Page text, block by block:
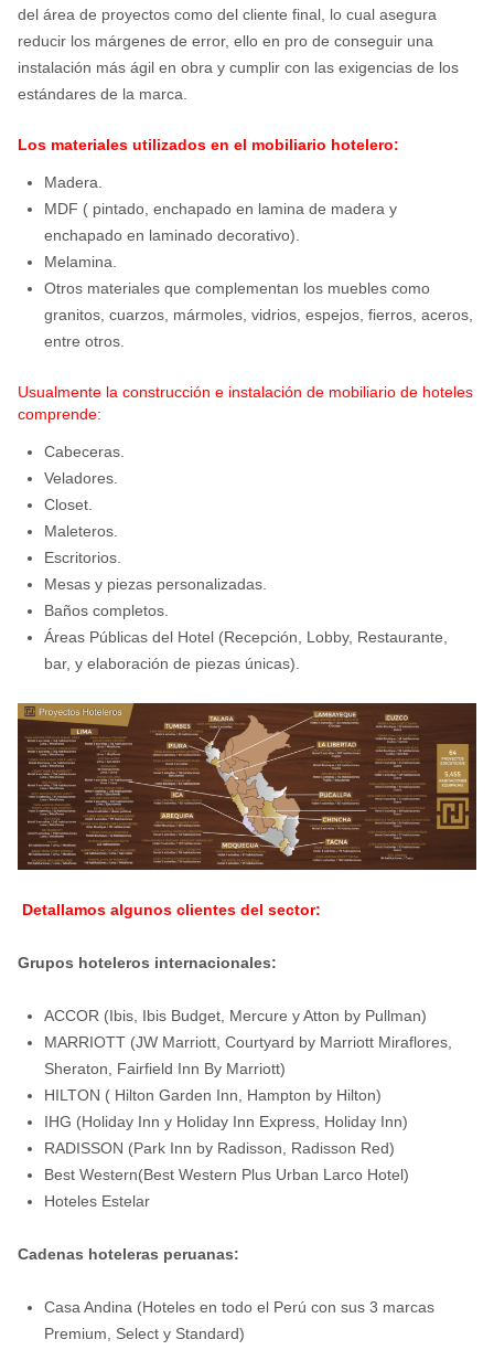
del área de proyectos como del cliente final, lo cual asegura
reducir los márgenes de error, ello en pro de conseguir una
instalación más ágil en obra y cumplir con las exigencias de los
estándares de la marca.
Los materiales utilizados en el mobiliario hotelero:
Madera.
MDF ( pintado, enchapado en lamina de madera y
enchapado en laminado decorativo).
Melamina.
Otros materiales que complementan los muebles como
granitos, cuarzos, mármoles, vidrios, espejos, fierros, aceros,
entre otros.
Usualmente la construcción e instalación de mobiliario de hoteles
comprende:
Cabeceras.
Veladores.
Closet.
Maleteros.
Escritorios.
Mesas y piezas personalizadas.
Baños completos.
Áreas Públicas del Hotel (Recepción, Lobby, Restaurante,
bar, y elaboración de piezas únicas).
Detallamos algunos clientes del sector:
Grupos hoteleros internacionales:
ACCOR (Ibis, Ibis Budget, Mercure y Atton by Pullman)
MARRIOTT (JW Marriott, Courtyard by Marriott Miraflores,
Sheraton, Fairfield Inn By Marriott)
HILTON ( Hilton Garden Inn, Hampton by Hilton)
IHG (Holiday Inn y Holiday Inn Express, Holiday Inn)
RADISSON (Park Inn by Radisson, Radisson Red)
Best Western(Best Western Plus Urban Larco Hotel)
Hoteles Estelar
Cadenas hoteleras peruanas:
Casa Andina (Hoteles en todo el Perú con sus 3 marcas
Premium, Select y Standard)